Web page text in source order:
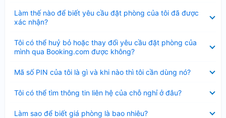
Làm thế nào để biết yêu cầu đặt phòng của tôi đã được
xác nhận?
thu
gọn
Tôi có thể huỷ bỏ hoặc thay đổi yêu cầu đặt phòng của
mình qua Booking.com được không?
thu
gọn
Mã số PIN của tôi là gì và khi nào thì tôi cần dùng nó?
thu
Tôi có thể tìm thông tin liên hệ của chỗ nghỉ ở đâu?
thu
Làm sao để biết giá phòng là bao nhiêu?
thu